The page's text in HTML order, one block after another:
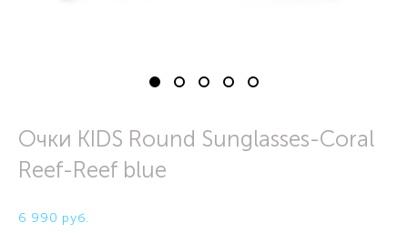
Очки KIDS Round Sunglasses-Coral
Reef-Reef blue
6 990 pуб.